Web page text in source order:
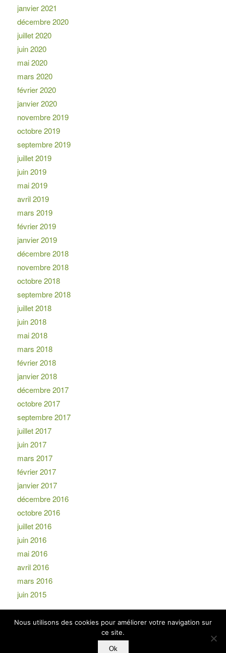
janvier 2021
décembre 2020
juillet 2020
juin 2020
mai 2020
mars 2020
février 2020
janvier 2020
novembre 2019
octobre 2019
septembre 2019
juillet 2019
juin 2019
mai 2019
avril 2019
mars 2019
février 2019
janvier 2019
décembre 2018
novembre 2018
octobre 2018
septembre 2018
juillet 2018
juin 2018
mai 2018
mars 2018
février 2018
janvier 2018
décembre 2017
octobre 2017
septembre 2017
juillet 2017
juin 2017
mars 2017
février 2017
janvier 2017
décembre 2016
octobre 2016
juillet 2016
juin 2016
mai 2016
avril 2016
mars 2016
juin 2015
Nous utilisons des cookies pour améliorer votre navigation sur
ce site.
Ok